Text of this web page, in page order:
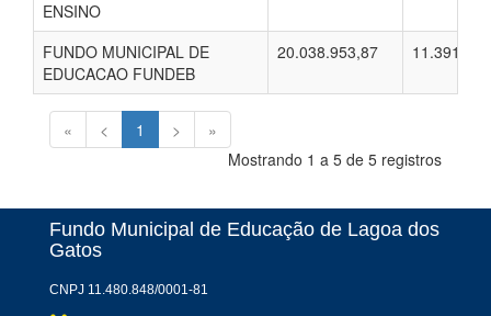
ENSINO
FUNDO MUNICIPAL DE
EDUCACAO FUNDEB
20.038.953,87
« < 1 >
»
Mostrando 1 a 5 de 5 registros
Fundo Municipal de Educação de Lagoa dos
Gatos
CNPJ 11.480.848/0001-81